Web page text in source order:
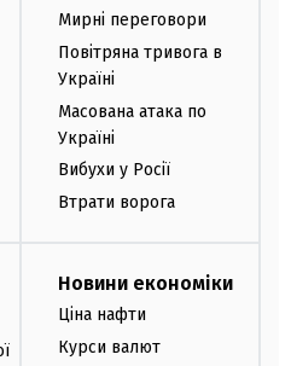
Мирні переговори
Повітряна тривога в
Україні
Масована атака по
Україні
Вибухи у Росії
Втрати ворога
Новини економіки
Ціна нафти
Курси валют